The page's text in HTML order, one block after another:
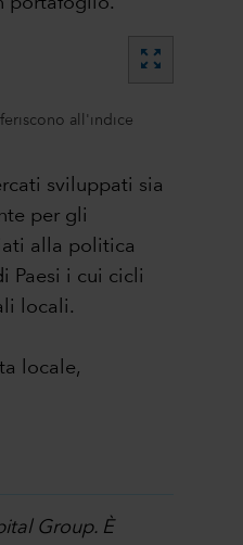
zoom_out_map
all'indice
sviluppati sia
per gli
alla politica
Paesi i cui cicli
locali.
locale,
Group. È